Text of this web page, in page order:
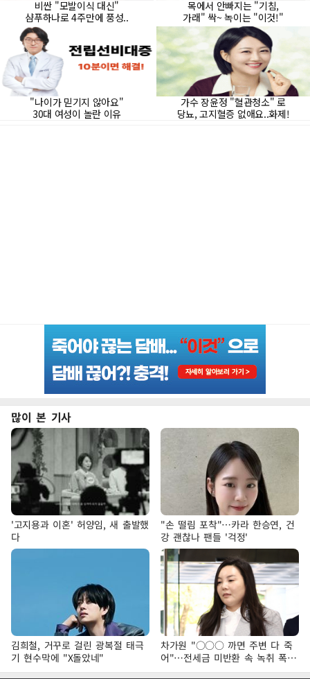
많이 본 기사
'고지용과 이혼' 허양임, 새 출발했
다
"손 떨림 포착"…카라 한승연, 건
강 괜찮나 팬들 '걱정'
김희철, 거꾸로 걸린 광복절 태극
기 현수막에 "X돌았네"
차가원 "○○○ 까면 주변 다 죽
어"…전세금 미반환 속 녹취 폭로
파장